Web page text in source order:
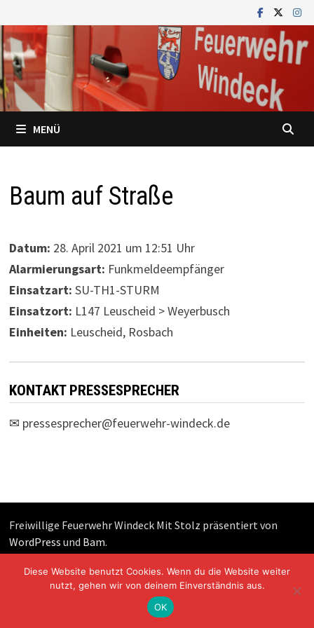
Inhalt
springen
MENÜ
Baum auf Straße
Datum: 28. April 2021 um 12:51 Uhr
Alarmierungsart: Funkmeldeempfänger
Einsatzart: SU-TH1-STURM
Einsatzort: L147 Leuscheid > Weyerbusch
Einheiten: Leuscheid, Rosbach
KONTAKT PRESSESPRECHER
✉ pressesprecher@feuerwehr-windeck.de
Freiwillige Feuerwehr Windeck Mit Stolz präsentiert von
WordPress und Bam.
Diese Website benutzt Cookies. Wenn du die Website weiter
nutzt, gehen wir von deinem Einverständnis aus.
OK